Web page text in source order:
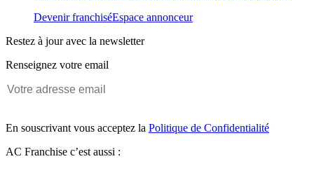
Devenir franchiséEspace annonceur
Restez à jour avec la newsletter
Renseignez votre email
En souscrivant vous acceptez la Politique de Confidentialité
AC Franchise c’est aussi :